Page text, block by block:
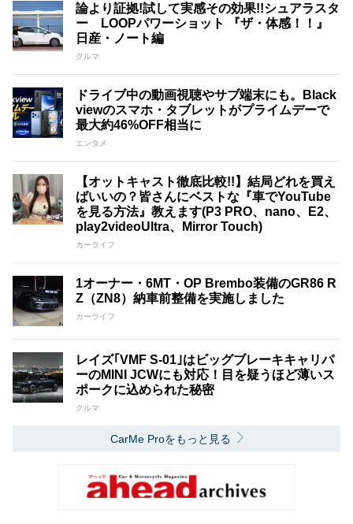
論より証拠!試して実感その効果!!シュアラスタ
ー LOOPパワーショット 『ザ・体感！！』
日産・ノート編
クルマ
ドライブ中の動画視聴やサブ端末にも。Black
viewのスマホ・タブレットがプライムデーで
最大約46%OFF相当に
エンタメ
【オットキャスト徹底比較!!】結局どれを買え
ばいいの？皆さんにベストな『車でYouTube
を見る方法』教えます(P3 PRO、nano、E2、
play2videoUltra、Mirror Touch)
カーライフ
1オーナー・6MT・OP Brembo装備のGR86 R
Z（ZN8）納車前整備を実施しました
カーライフ
レイズ｢VMF S-01｣はビッグブレーキキャリパ
ーのMINI JCWにも対応！目を疑うほど薄いス
ポークに込められた秘密
クルマ
CarMe Proをもっと見る